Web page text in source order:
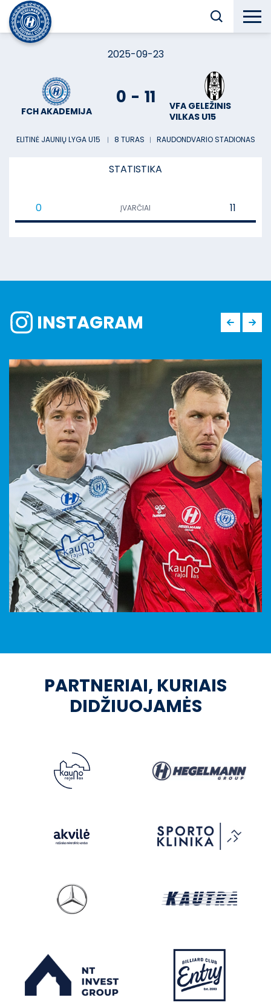
2025-09-23
FCH AKADEMIJA
0 - 11
VFA GELEŽINIS
VILKAS U15
ELITINĖ JAUNIŲ LYGA U15 ︱ 8 TURAS ︱ RAUDONDVARIO STADIONAS
STATISTIKA
0 ĮVARČIAI 11
INSTAGRAM
PARTNERIAI, KURIAIS
DIDŽIUOJAMĖS